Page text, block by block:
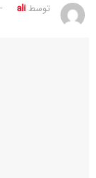
توسطali